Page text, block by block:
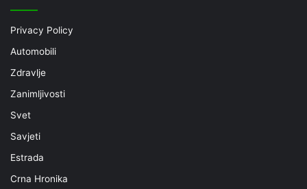
Privacy Policy
Automobili
Zdravlje
Zanimljivosti
Svet
Savjeti
Estrada
Crna Hronika